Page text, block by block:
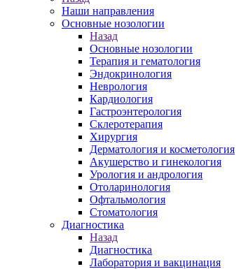
Наши направления
Основные нозологии
Назад
Основные нозологии
Терапия и гематология
Эндокринология
Неврология
Кардиология
Гастроэнтерология
Склеротерапия
Хирургия
Дерматология и косметология
Акушерство и гинекология
Урология и андрология
Отоларинология
Офтальмология
Стоматология
Диагностика
Назад
Диагностика
Лаборатория и вакцинация